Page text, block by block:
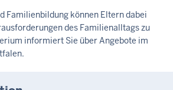
Familienbildung können Eltern dabei
des Familienalltags zu
informiert Sie über Angebote im